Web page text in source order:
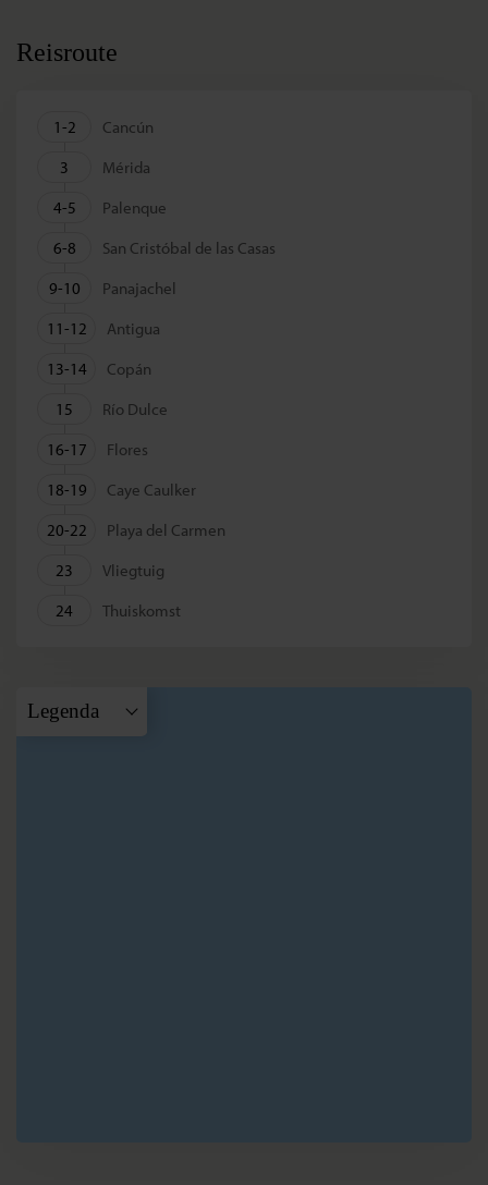
Reisroute
1-2
Cancún
3
Mérida
4-5
Palenque
6-8
San Cristóbal de las Casas
9-10
Panajachel
11-12
Antigua
13-14
Copán
15
Río Dulce
16-17
Flores
18-19
Caye Caulker
20-22
Playa del Carmen
23
Vliegtuig
24
Thuiskomst
Legenda